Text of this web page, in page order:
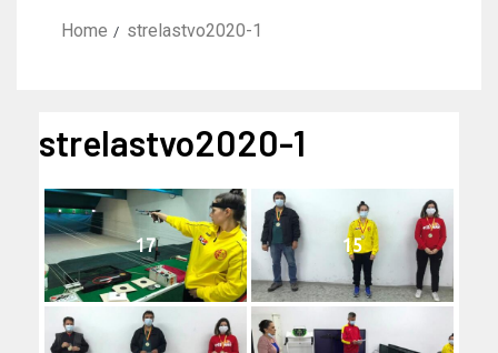
Home strelastvo2020-1
strelastvo2020-1
17 15